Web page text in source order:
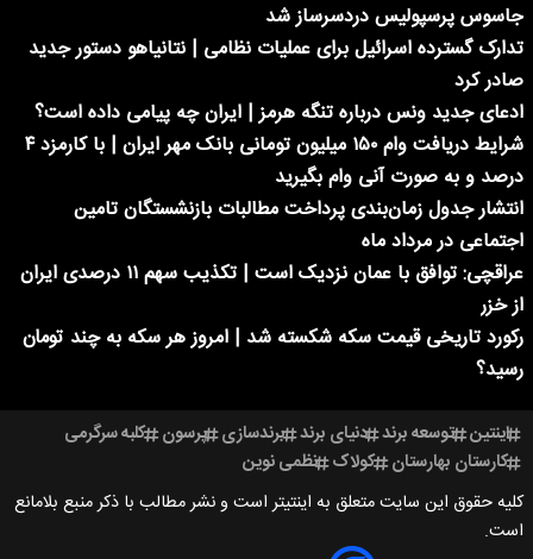
جاسوس پرسپولیس دردسرساز شد
تدارک گسترده اسرائیل برای عملیات نظامی | نتانیاهو دستور جدید
صادر کرد
ادعای جدید ونس درباره تنگه هرمز | ایران چه پیامی داده است؟
شرایط دریافت وام ۱۵۰ میلیون تومانی بانک مهر ایران | با کارمزد ۴
درصد و به صورت آنی وام بگیرید
انتشار جدول زمان‌بندی پرداخت مطالبات بازنشستگان تامین
اجتماعی در مرداد ماه
عراقچی: توافق با عمان نزدیک است | تکذیب سهم ۱۱ درصدی ایران
از خزر
رکورد تاریخی قیمت سکه شکسته شد | امروز هر سکه به چند تومان
رسید؟
اینتین توسعه برند دنیای برند برندسازی پرسون کلبه سرگرمی
کارستان بهارستان کولاک نظمی نوین
کلیه حقوق این سایت متعلق به اینتیتر است و نشر مطالب با ذکر منبع بلامانع
است.